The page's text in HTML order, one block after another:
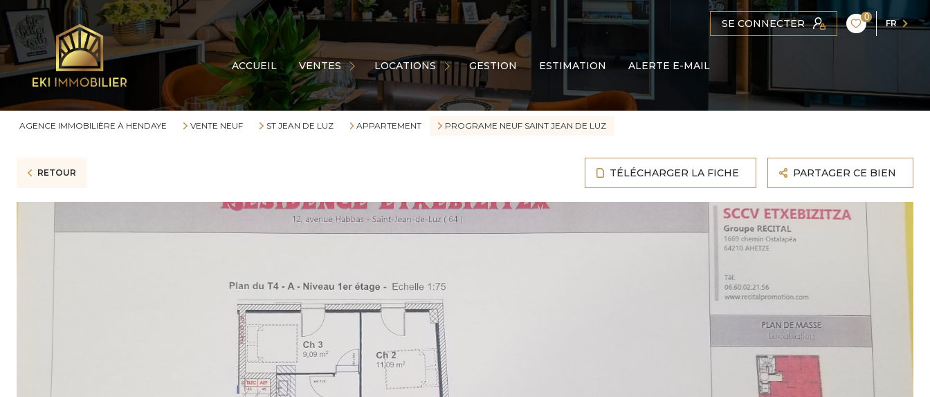
SE CONNECTER
0
FR
ACCUEIL VENTES
Coups de coeur
Maisons
Appartements
Terrains
Garages
LOCATIONS
Appartements
Maisons
Commerces
Garages
GESTION ESTIMATION ALERTE E-MAIL
AGENCE IMMOBILIÈRE À HENDAYE VENTE NEUF ST JEAN DE LUZ APPARTEMENT PROGRAME NEUF SAINT JEAN DE LUZ
RETOUR TÉLÉCHARGER LA FICHE PARTAGER CE BIEN